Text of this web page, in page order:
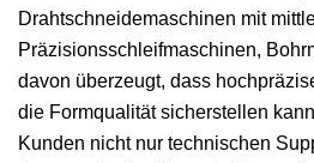
Drahtschneidemaschinen mit
Präzisionsschleifmaschinen,
davon überzeugt, dass
die Formqualität sicherstellen
Kunden nicht nur technischen